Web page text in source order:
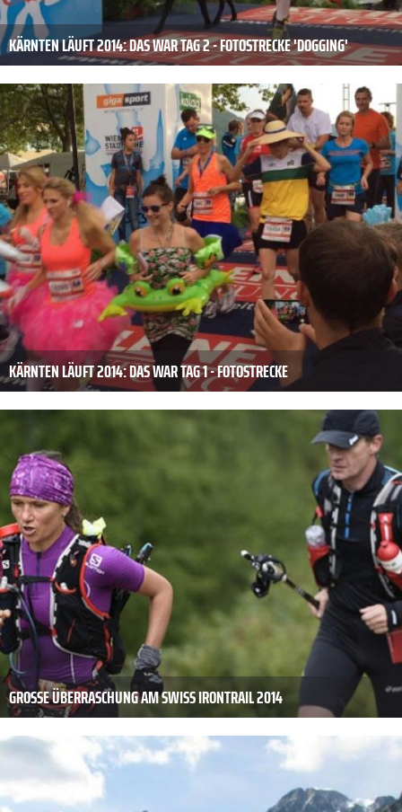
KÄRNTEN LÄUFT 2014: DAS WAR TAG 2 - FOTOSTRECKE 'DOGGING'
KÄRNTEN LÄUFT 2014: DAS WAR TAG 1 - FOTOSTRECKE
GROSSE ÜBERRASCHUNG AM SWISS IRONTRAIL 2014